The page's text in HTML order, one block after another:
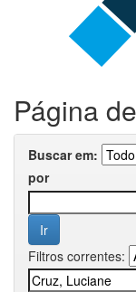
Página
Buscar em:
por
Filtros correntes: